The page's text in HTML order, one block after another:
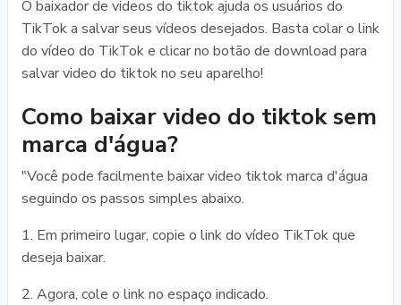
O baixador de videos do tiktok ajuda os usuários do
TikTok a salvar seus vídeos desejados. Basta colar o link
do vídeo do TikTok e clicar no botão de download para
salvar video do tiktok no seu aparelho!
Como baixar video do tiktok sem
marca d'água?
"Você pode facilmente baixar video tiktok marca d'água
seguindo os passos simples abaixo.
1. Em primeiro lugar, copie o link do vídeo TikTok que
deseja baixar.
2. Agora, cole o link no espaço indicado.